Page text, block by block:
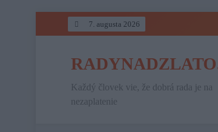
7. augusta 2026
Každý človek vie, že dobrá rada je na
nezaplatenie